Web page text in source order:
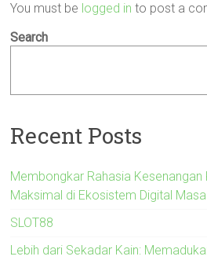
You must be logged in to post a
Search
Recent Posts
Membongkar Rahasia
Maksimal di Ekosistem Digital
SLOT88
Lebih dari Sekadar Kain: